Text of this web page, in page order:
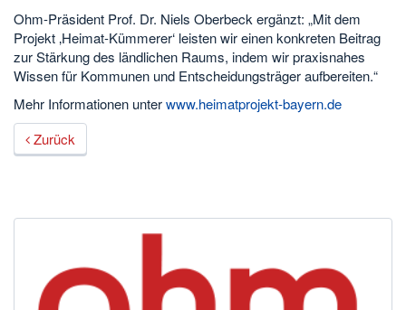
Ohm-Präsident Prof. Dr. Niels Oberbeck ergänzt: „Mit dem
Projekt ‚Heimat-Kümmerer‘ leisten wir einen konkreten Beitrag
zur Stärkung des ländlichen Raums, indem wir praxisnahes
Wissen für Kommunen und Entscheidungsträger aufbereiten.“
Mehr Informationen unterwww.heimatprojekt-bayern.de
Zurück